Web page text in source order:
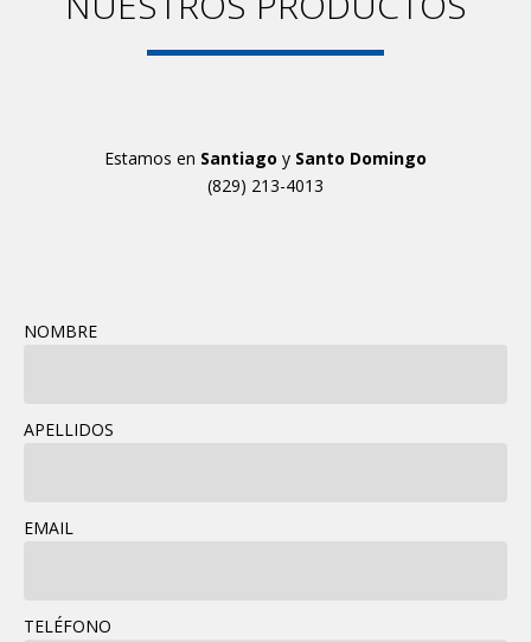
Estamos en Santiago y Santo Domingo
(829) 213-4013
NOMBRE
APELLIDOS
EMAIL
TELÉFONO